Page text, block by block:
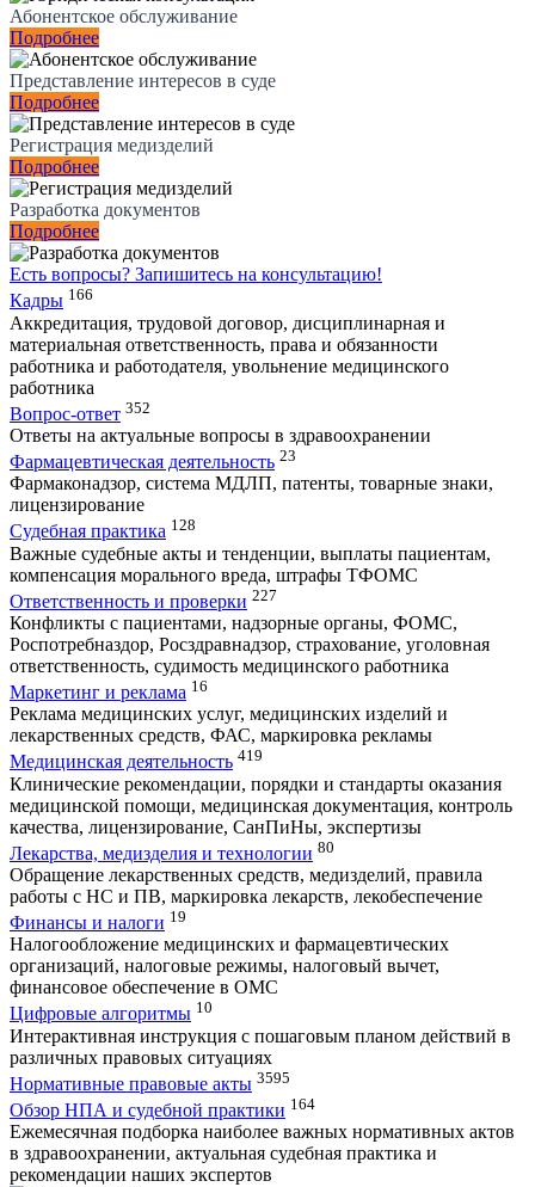
Абонентское обслуживание
Подробнее
Представление интересов в суде
Подробнее
Регистрация медизделий
Подробнее
Разработка документов
Подробнее
Есть вопросы? Запишитесь на консультацию!
Кадры 166
Аккредитация, трудовой договор, дисциплинарная и
материальная ответственность, права и обязанности
работника и работодателя, увольнение медицинского
работника
Вопрос-ответ 352
Ответы на актуальные вопросы в здравоохранении
Фармацевтическая деятельность 23
Фармаконадзор, система МДЛП, патенты, товарные знаки,
лицензирование
Судебная практика 128
Важные судебные акты и тенденции, выплаты пациентам,
компенсация морального вреда, штрафы ТФОМС
Ответственность и проверки 227
Конфликты с пациентами, надзорные органы, ФОМС,
Роспотребназдор, Росздравнадзор, страхование, уголовная
ответственность, судимость медицинского работника
Маркетинг и реклама 16
Реклама медицинских услуг, медицинских изделий и
лекарственных средств, ФАС, маркировка рекламы
Медицинская деятельность 419
Клинические рекомендации, порядки и стандарты оказания
медицинской помощи, медицинская документация, контроль
качества, лицензирование, СанПиНы, экспертизы
Лекарства, медизделия и технологии 80
Обращение лекарственных средств, медизделий, правила
работы с НС и ПВ, маркировка лекарств, лекобеспечение
Финансы и налоги 19
Налогообложение медицинских и фармацевтических
организаций, налоговые режимы, налоговый вычет,
финансовое обеспечение в ОМС
Цифровые алгоритмы 10
Интерактивная инструкция с пошаговым планом действий в
различных правовых ситуациях
Нормативные правовые акты 3595
Обзор НПА и судебной практики 164
Ежемесячная подборка наиболее важных нормативных актов
в здравоохранении, актуальная судебная практика и
рекомендации наших экспертов